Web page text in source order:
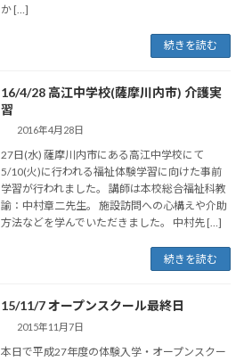
か […]
続きを読む
16/4/28 高江中学校(薩摩川内市) 介護実
習
2016年4月28日
27日(水) 薩摩川内市にある高江中学校にて
5/10(火)に行われる福祉体験学習に向けた事前
学習が行われました。 講師は本校総合福祉科教
諭：中村章二先生。 施設訪問への心構えや介助
方法などを学んでいただきました。 中村先 […]
続きを読む
15/11/7 オープンスクール最終日
2015年11月7日
本日で平成27年度の体験入学・オープンスクー